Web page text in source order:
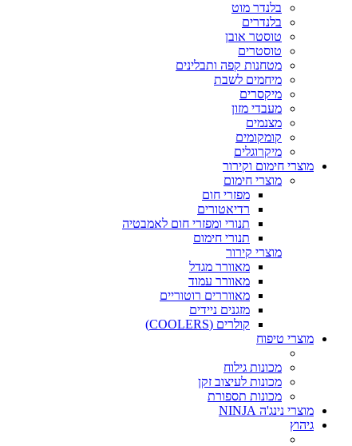
בלנדר מוט
בלנדרים
טוסטר אובן
טוסטרים
מטחנות קפה ותבלינים
מיחמים לשבת
מיקסרים
מעבדי מזון
מצנמים
קומקומים
מיקרוגלים
מוצרי חימום וקירור
מוצרי חימום
מפזרי חום
רדיאטורים
תנורי ומפזרי חום לאמבטיה
תנורי חימום
מוצרי קירור
מאוורר מגדל
מאוורר עמוד
מאווררים רוטוריים
מזגנים ניידים
קולרים (COOLERS)
מוצרי טיפוח
מכונות גילוח
מכונות לעיצוב זקן
מכונות תספורת
מוצרי נינג'ה NINJA
גיהוץ